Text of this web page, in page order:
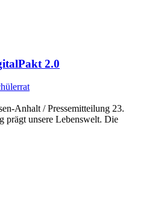
2.0
Anhalt / Pressemitteilung 23.
prägt unsere Lebenswelt. Die